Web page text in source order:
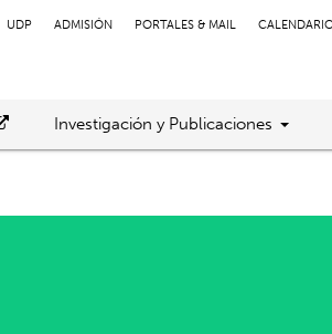
UDP ADMISIÓN PORTALES & MAIL
Investigación y Publicaciones